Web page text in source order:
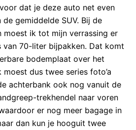
dat je deze auto net even
gemiddelde SUV. Bij de
moest ik tot mijn verrassing er
70-liter bijpakken. Dat komt
bodemplaat over het
dus twee series foto’a
achterbank ook nog vanuit de
trekhendel naar voren
er nog meer bagage in
dan kun je hooguit twee